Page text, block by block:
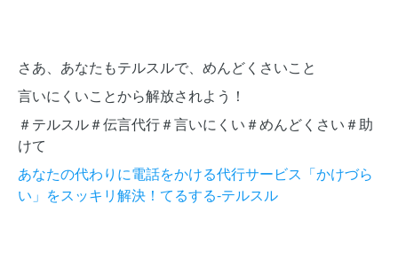
さあ、あなたもテルスルで、めんどくさいこと
言いにくいことから解放されよう！
＃テルスル＃伝言代行＃言いにくい＃めんどくさい＃助
けて
あなたの代わりに電話をかける代行サービス「かけづら
い」をスッキリ解決！てるする-テルスル